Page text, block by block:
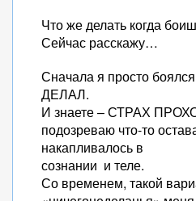
Что же делать когда
Сейчас расскажу…
Сначала я просто
ДЕЛАЛ.
И знаете – СТРАХ
подозреваю что-то
накапливалось в
сознании и теле.
Со временем, такой